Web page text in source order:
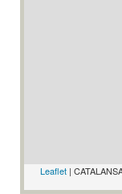
Leaflet |